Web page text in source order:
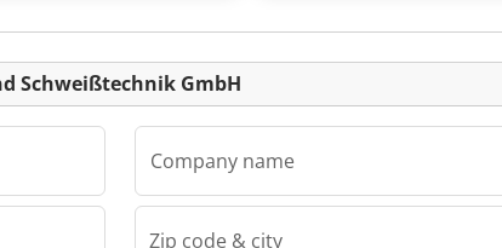
GmbH
Schweißtechnik GmbH
Schweißtechnik GmbH
Company name
Zip code & city